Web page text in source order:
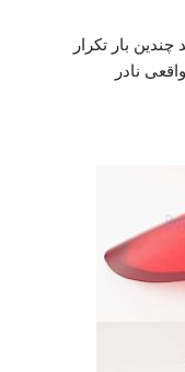
بار تکرار
نادر